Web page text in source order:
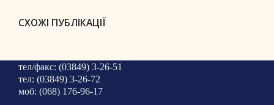
СХОЖІ ПУБЛІКАЦІЇ
тел/факс: (03849) 3-26-51
тел: (03849) 3-26-72
моб: (068) 176-96-17